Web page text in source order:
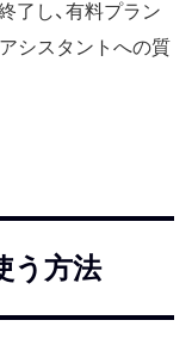
了し、有料プラン
シスタントへの質
う方法